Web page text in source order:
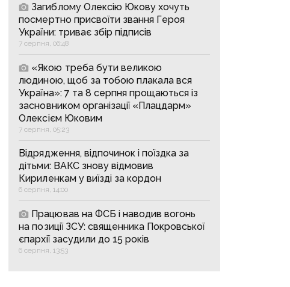
Загиблому Олексію Юкову хочуть
посмертно присвоїти звання Героя
України: триває збір підписів
7 серпня, 06:48
«Якою треба бути великою
людиною, щоб за тобою плакала вся
Україна»: 7 та 8 серпня прощаються із
засновником організації «Плацдарм»
Олексієм Юковим
7 серпня, 05:23
Відрядження, відпочинок і поїздка за
дітьми: ВАКС знову відмовив
Кириленкам у виїзді за кордон
6 серпня, 14:00
Працював на ФСБ і наводив вогонь
на позиції ЗСУ: священника Покровської
єпархії засудили до 15 років
6 серпня, 13:53